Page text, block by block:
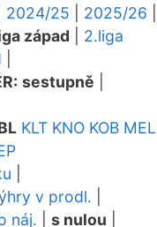
2024/25 2025/26
západ
2.liga
sestupně
KLT KNO KOB MEL
v prodl.
náj. s nulou